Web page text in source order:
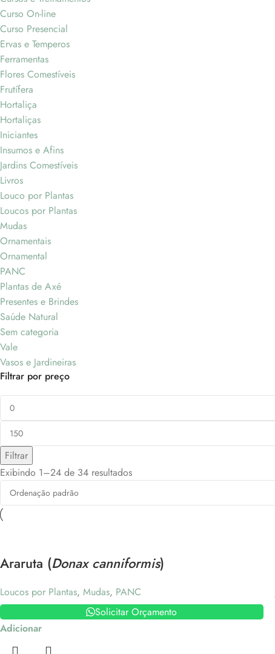
Curso On-line
Curso Presencial
Ervas e Temperos
Ferramentas
Flores Comestíveis
Frutífera
Hortaliça
Hortaliças
Iniciantes
Insumos e Afins
Jardins Comestíveis
Livros
Louco por Plantas
Loucos por Plantas
Mudas
Ornamentais
Ornamental
PANC
Plantas de Axé
Presentes e Brindes
Saúde Natural
Sem categoria
Vale
Vasos e Jardineiras
Filtrar por preço
Filtrar
Exibindo 1–24 de 34 resultados
Araruta (Donax canniformis)
Loucos por Plantas, Mudas, PANC
Solicitar Orçamento
Adicionar